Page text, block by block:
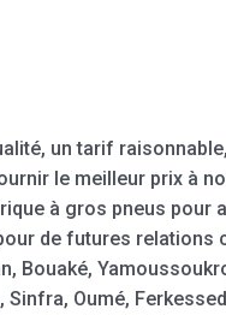
un tarif
le meilleur prix à
à gros pneus pour
de futures relations
Bouaké,
Sinfra, Oumé,